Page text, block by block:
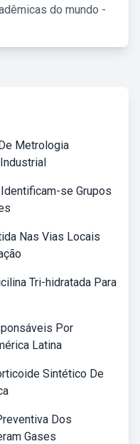
do mundo -
Metrologia
se Grupos
Nas Vias Locais
Tri-hidratada Para
Por
Latina
Sintético De
Dos
Gases